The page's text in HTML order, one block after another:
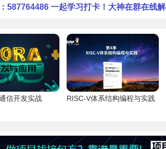
587764486 一起学习打卡！大神在群在线解
信开发实战 RISC-V体系结构编程与实践